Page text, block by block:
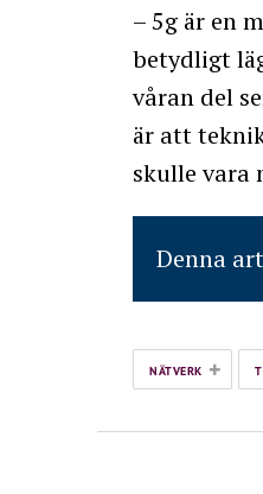
– 5g är en
betydligt
våran del
är att
skulle vara
Denna
NÄTVERK +